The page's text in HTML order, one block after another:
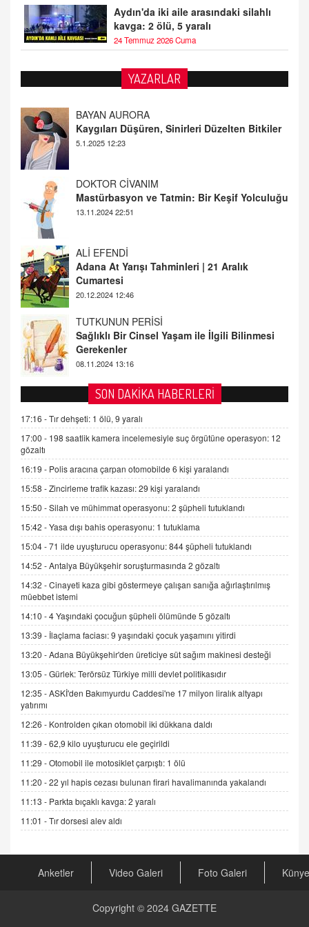
Aydın'da iki aile arasındaki silahlı
kavga: 2 ölü, 5 yaralı
24 Temmuz 2026 Cuma
YAZARLAR
DOKTOR CİVANIM
Mastürbasyon ve Tatmin: Bir Keşif Yolculuğu
13.11.2024 22:51
ALİ EFENDİ
Adana At Yarışı Tahminleri | 21 Aralık
Cumartesi
TUTKUNUN PERİSİ
Sağlıklı Bir Cinsel Yaşam ile İlgili Bilinmesi
Gerekenler
08.11.2024 13:16
FARUK ÖNALAN
Tezkere Onaylanmasaydı…
2 Kasım 2021 Salı 00:11
AV. DOĞAN CAN DOĞAN
Kişisel verilerin korunması ve dijital hukukun
gelişimi
SEHER EREK
Kış Ayları Geldi, Hangi Önlemler Alınmalı?
9.12.2025 10:11
İNCİ GÜL AKÖL
Trump Keşke Adana'yı da Ziyaret Etse...
06.07.2026 13:00
ADEM AKÖL
Esed Destekçilerinin Yüzüne Vurulan Şamar:
Sednaya
11.12.2024 12:30
DR. EKREM ASLAN
Gerçek Ne, Algı Ne? "Beraber Yürüyoruz"
Cümlesinin Peşinden
GÖNÜL MENEKŞE
Şifacının Yolu
04.11.2025 12:56
AV. RÜMEYSA ÖZKALE
Kira Uyuşmazlıklarında Dava Açmadan Önce
Arabulucuya Başvuru Şartı
CAN UĞURATEŞ
Değişen yapısıyla Suriye
SON DAKİKA HABERLERİ
17:16 -Tır dehşeti: 1 ölü, 9 yaralı
17:00 - 198 saatlik kamera incelemesiyle suç örgütüne operasyon: 12
gözaltı
16:19 - Polis aracına çarpan otomobilde 6 kişi yaralandı
15:58 -Zincirleme trafik kazası: 29 kişi yaralandı
15:50 -Silah ve mühimmat operasyonu: 2 şüpheli tutuklandı
15:42 -Yasa dışı bahis operasyonu: 1 tutuklama
15:04 -71 ilde uyuşturucu operasyonu: 844 şüpheli tutuklandı
14:52 -Antalya Büyükşehir soruşturmasında 2 gözaltı
14:32 -Cinayeti kaza gibi göstermeye çalışan sanığa ağırlaştırılmış
müebbet istemi
14:10 -4 Yaşındaki çocuğun şüpheli ölümünde 5 gözaltı
13:39 - İlaçlama faciası: 9 yaşındaki çocuk yaşamını yitirdi
13:20 -Adana Büyükşehir'den üreticiye süt sağım makinesi desteği
13:05 -Gürlek: Terörsüz Türkiye milli devlet politikasıdır
12:35 -ASKİ'den Bakımyurdu Caddesi'ne 17 milyon liralık altyapı
yatırımı
12:26 - Kontrolden çıkan otomobil iki dükkana daldı
11:39 -62,9 kilo uyuşturucu ele geçirildi
11:29 -Otomobil ile motosiklet çarpıştı: 1 ölü
11:20 -22 yıl hapis cezası bulunan firari havalimanında yakalandı
11:13 - Parkta bıçaklı kavga: 2 yaralı
11:01 -Tır dorsesi alev aldı
Anketler Video Galeri Foto Galeri Künye
Copyright © 2024 GAZETTE